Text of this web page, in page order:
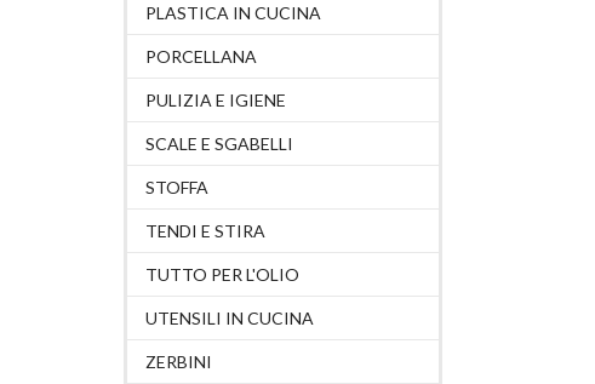
PLASTICA IN CUCINA
PORCELLANA
PULIZIA E IGIENE
SCALE E SGABELLI
STOFFA
TENDI E STIRA
TUTTO PER L'OLIO
UTENSILI IN CUCINA
ZERBINI